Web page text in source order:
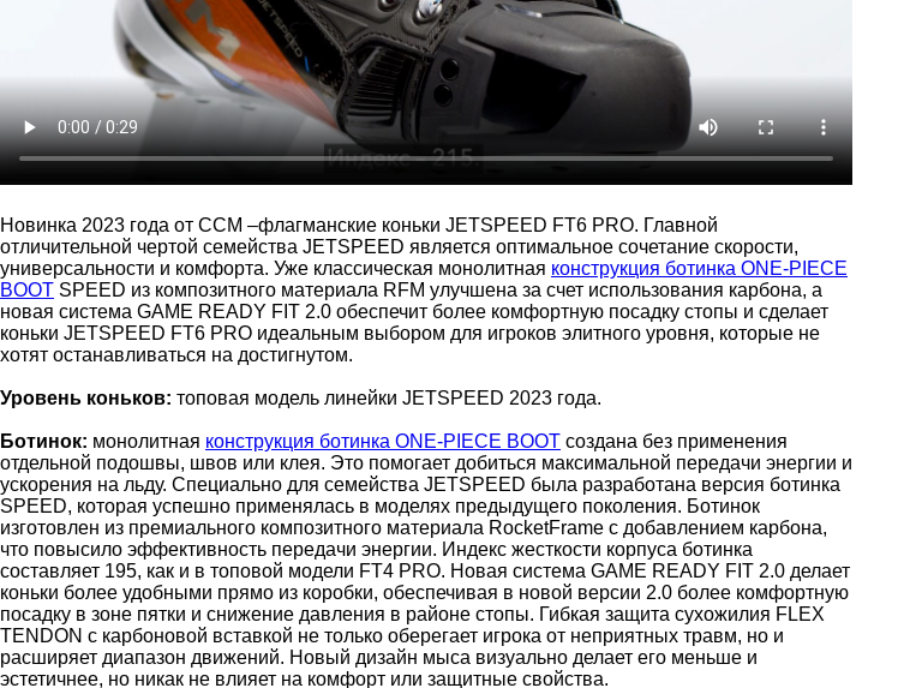
Новинка 2023 года от CCM –флагманские коньки JETSPEED FT6 PRO. Главной
отличительной чертой семейства JETSPEED является оптимальное сочетание скорости,
универсальности и комфорта. Уже классическая монолитная конструкция ботинка ONE-PIECE
BOOT SPEED из композитного материала RFM улучшена за счет использования карбона, а
новая система GAME READY FIT 2.0 обеспечит более комфортную посадку стопы и сделает
коньки JETSPEED FT6 PRO идеальным выбором для игроков элитного уровня, которые не
хотят останавливаться на достигнутом.
Уровень коньков: топовая модель линейки JETSPEED 2023 года.
Ботинок: монолитная конструкция ботинка ONE-PIECE BOOT создана без применения
отдельной подошвы, швов или клея. Это помогает добиться максимальной передачи энергии и
ускорения на льду. Специально для семейства JETSPEED была разработана версия ботинка
SPEED, которая успешно применялась в моделях предыдущего поколения. Ботинок
изготовлен из премиального композитного материала RocketFrame с добавлением карбона,
что повысило эффективность передачи энергии. Индекс жесткости корпуса ботинка
составляет 195, как и в топовой модели FT4 PRO. Новая система GAME READY FIT 2.0 делает
коньки более удобными прямо из коробки, обеспечивая в новой версии 2.0 более комфортную
посадку в зоне пятки и снижение давления в районе стопы. Гибкая защита сухожилия FLEX
TENDON с карбоновой вставкой не только оберегает игрока от неприятных травм, но и
расширяет диапазон движений. Новый дизайн мыса визуально делает его меньше и
эстетичнее, но никак не влияет на комфорт или защитные свойства.